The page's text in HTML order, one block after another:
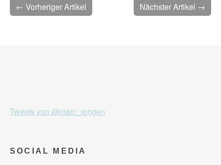
Nächster Artikel →
← Vorheriger Artikel
Tweets von @marc_jongen
SOCIAL MEDIA